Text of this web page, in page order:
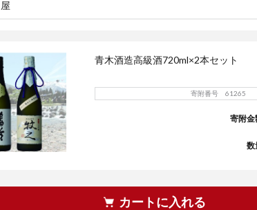
青木酒造高級酒720ml×2本セット
寄附番号 61265
寄附金
数
カートに入れる